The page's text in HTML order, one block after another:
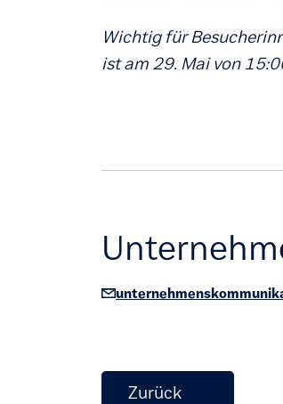
Wichtig für
ist am 29. Mai von
Zurück